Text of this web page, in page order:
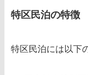
特区民泊の特徴
特区民泊には以下